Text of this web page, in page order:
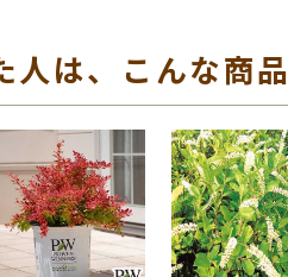
人は、こんな商